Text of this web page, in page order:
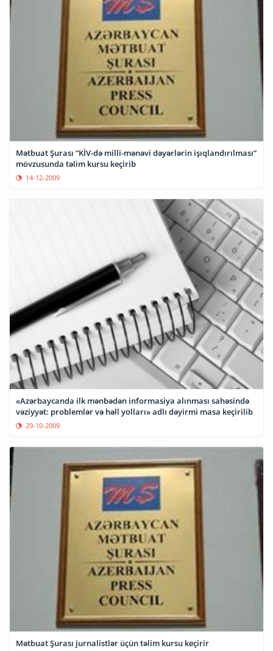
Mətbuat Şurası “KİV-də milli-mənəvi dəyərlərin işıqlandırılması”
mövzusunda təlim kursu keçirib
14-12-2009
«Azərbaycanda ilk mənbədən informasiya alınması sahəsində
vəziyyət: problemlər və həll yolları» adlı dəyirmi masa keçirilib
29-10-2009
Mətbuat Şurası jurnalistlər üçün təlim kursu keçirir